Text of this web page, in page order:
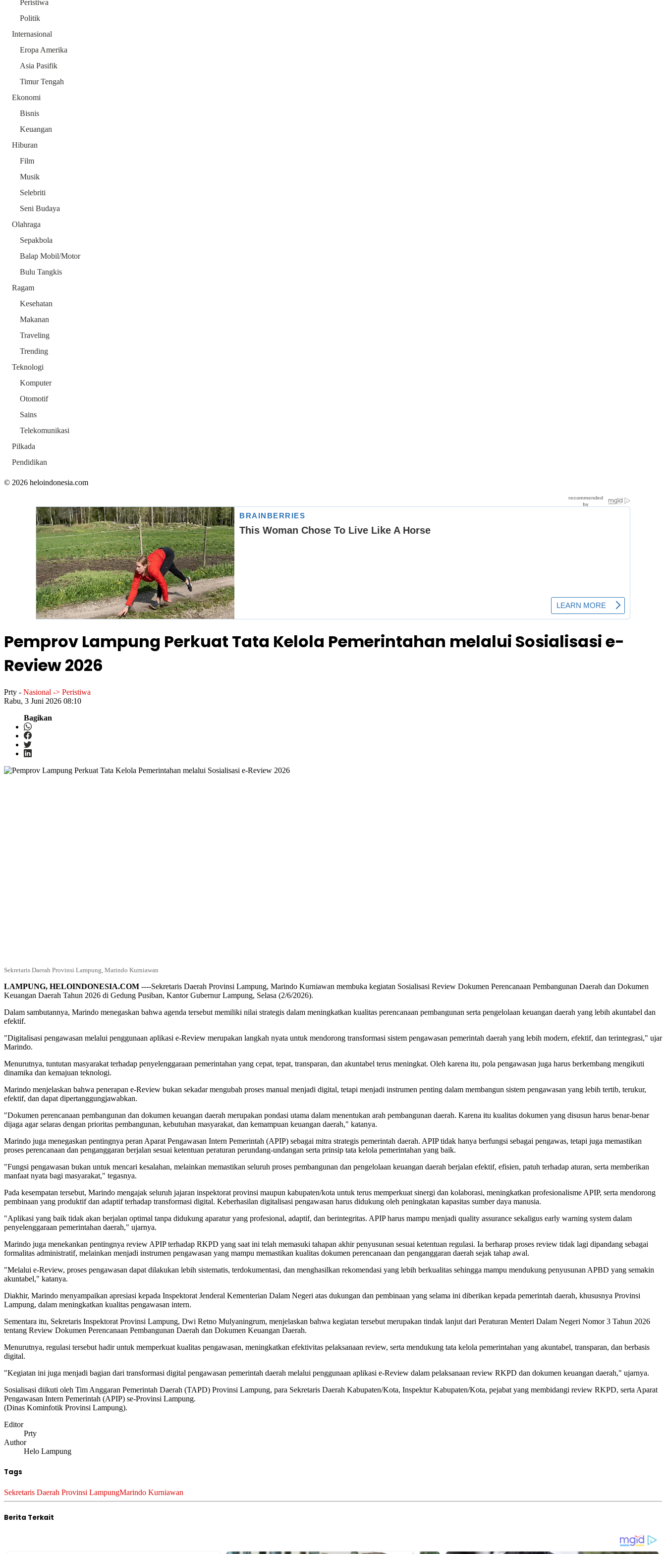
Peristiwa
Politik
Internasional
Eropa Amerika
Asia Pasifik
Timur Tengah
Ekonomi
Bisnis
Keuangan
Hiburan
Film
Musik
Selebriti
Seni Budaya
Olahraga
Sepakbola
Balap Mobil/Motor
Bulu Tangkis
Ragam
Kesehatan
Makanan
Traveling
Trending
Teknologi
Komputer
Otomotif
Sains
Telekomunikasi
Pilkada
Pendidikan
© 2026 heloindonesia.com
Pemprov Lampung Perkuat Tata Kelola Pemerintahan melalui Sosialisasi e-
Review 2026
Prty - Nasional -> Peristiwa
Rabu, 3 Juni 2026 08:10
Bagikan
Sekretaris Daerah Provinsi Lampung, Marindo Kurniawan
LAMPUNG, HELOINDONESIA.COM ----Sekretaris Daerah Provinsi Lampung, Marindo Kurniawan membuka kegiatan Sosialisasi Review Dokumen Perencanaan Pembangunan Daerah dan Dokumen
Keuangan Daerah Tahun 2026 di Gedung Pusiban, Kantor Gubernur Lampung, Selasa (2/6/2026).
Dalam sambutannya, Marindo menegaskan bahwa agenda tersebut memiliki nilai strategis dalam meningkatkan kualitas perencanaan pembangunan serta pengelolaan keuangan daerah yang lebih akuntabel dan
efektif.
"Digitalisasi pengawasan melalui penggunaan aplikasi e-Review merupakan langkah nyata untuk mendorong transformasi sistem pengawasan pemerintah daerah yang lebih modern, efektif, dan terintegrasi," ujar
Marindo.
Menurutnya, tuntutan masyarakat terhadap penyelenggaraan pemerintahan yang cepat, tepat, transparan, dan akuntabel terus meningkat. Oleh karena itu, pola pengawasan juga harus berkembang mengikuti
dinamika dan kemajuan teknologi.
Marindo menjelaskan bahwa penerapan e-Review bukan sekadar mengubah proses manual menjadi digital, tetapi menjadi instrumen penting dalam membangun sistem pengawasan yang lebih tertib, terukur,
efektif, dan dapat dipertanggungjawabkan.
"Dokumen perencanaan pembangunan dan dokumen keuangan daerah merupakan pondasi utama dalam menentukan arah pembangunan daerah. Karena itu kualitas dokumen yang disusun harus benar-benar
dijaga agar selaras dengan prioritas pembangunan, kebutuhan masyarakat, dan kemampuan keuangan daerah," katanya.
Marindo juga menegaskan pentingnya peran Aparat Pengawasan Intern Pemerintah (APIP) sebagai mitra strategis pemerintah daerah. APIP tidak hanya berfungsi sebagai pengawas, tetapi juga memastikan
proses perencanaan dan penganggaran berjalan sesuai ketentuan peraturan perundang-undangan serta prinsip tata kelola pemerintahan yang baik.
"Fungsi pengawasan bukan untuk mencari kesalahan, melainkan memastikan seluruh proses pembangunan dan pengelolaan keuangan daerah berjalan efektif, efisien, patuh terhadap aturan, serta memberikan
manfaat nyata bagi masyarakat," tegasnya.
Pada kesempatan tersebut, Marindo mengajak seluruh jajaran inspektorat provinsi maupun kabupaten/kota untuk terus memperkuat sinergi dan kolaborasi, meningkatkan profesionalisme APIP, serta mendorong
pembinaan yang produktif dan adaptif terhadap transformasi digital. Keberhasilan digitalisasi pengawasan harus didukung oleh peningkatan kapasitas sumber daya manusia.
"Aplikasi yang baik tidak akan berjalan optimal tanpa didukung aparatur yang profesional, adaptif, dan berintegritas. APIP harus mampu menjadi quality assurance sekaligus early warning system dalam
penyelenggaraan pemerintahan daerah," ujarnya.
Marindo juga menekankan pentingnya review APIP terhadap RKPD yang saat ini telah memasuki tahapan akhir penyusunan sesuai ketentuan regulasi. Ia berharap proses review tidak lagi dipandang sebagai
formalitas administratif, melainkan menjadi instrumen pengawasan yang mampu memastikan kualitas dokumen perencanaan dan penganggaran daerah sejak tahap awal.
"Melalui e-Review, proses pengawasan dapat dilakukan lebih sistematis, terdokumentasi, dan menghasilkan rekomendasi yang lebih berkualitas sehingga mampu mendukung penyusunan APBD yang semakin
akuntabel," katanya.
Diakhir, Marindo menyampaikan apresiasi kepada Inspektorat Jenderal Kementerian Dalam Negeri atas dukungan dan pembinaan yang selama ini diberikan kepada pemerintah daerah, khususnya Provinsi
Lampung, dalam meningkatkan kualitas pengawasan intern.
Sementara itu, Sekretaris Inspektorat Provinsi Lampung, Dwi Retno Mulyaningrum, menjelaskan bahwa kegiatan tersebut merupakan tindak lanjut dari Peraturan Menteri Dalam Negeri Nomor 3 Tahun 2026
tentang Review Dokumen Perencanaan Pembangunan Daerah dan Dokumen Keuangan Daerah.
Menurutnya, regulasi tersebut hadir untuk memperkuat kualitas pengawasan, meningkatkan efektivitas pelaksanaan review, serta mendukung tata kelola pemerintahan yang akuntabel, transparan, dan berbasis
digital.
"Kegiatan ini juga menjadi bagian dari transformasi digital pengawasan pemerintah daerah melalui penggunaan aplikasi e-Review dalam pelaksanaan review RKPD dan dokumen keuangan daerah," ujarnya.
Sosialisasi diikuti oleh Tim Anggaran Pemerintah Daerah (TAPD) Provinsi Lampung, para Sekretaris Daerah Kabupaten/Kota, Inspektur Kabupaten/Kota, pejabat yang membidangi review RKPD, serta Aparat
Pengawasan Intern Pemerintah (APIP) se-Provinsi Lampung.
(Dinas Kominfotik Provinsi Lampung).
Editor
Prty
Author
Helo Lampung
Tags
Sekretaris Daerah Provinsi LampungMarindo Kurniawan
Berita Terkait